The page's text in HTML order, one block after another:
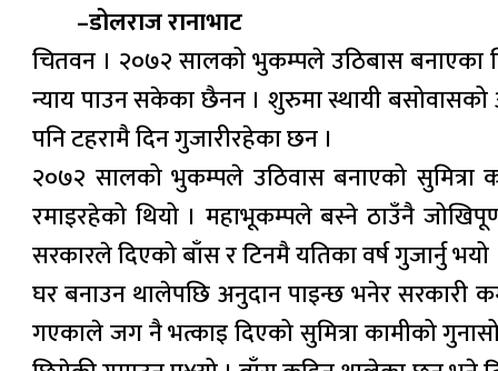
–डोलराज रानाभाट
चितवन । २०७२ सालको भुकम्पले उठिबास बनाएका
न्याय पाउन सकेका छैनन । शुरुमा स्थायी
पनि टहरामै दिन गुजारीरहेका छन ।
२०७२ सालको भुकम्पले उठिवास बनाएको सुमित्रा
रमाइरहेको थियो । महाभूकम्पले बस्ने ठाउँनै
सरकारले दिएको बाँस र टिनमै यतिका वर्ष गुजार्नु
घर बनाउन थालेपछि अनुदान पाइन्छ भनेर सरकारी
गएकाले जग नै भत्काइ दिएको सुमित्रा कामीको